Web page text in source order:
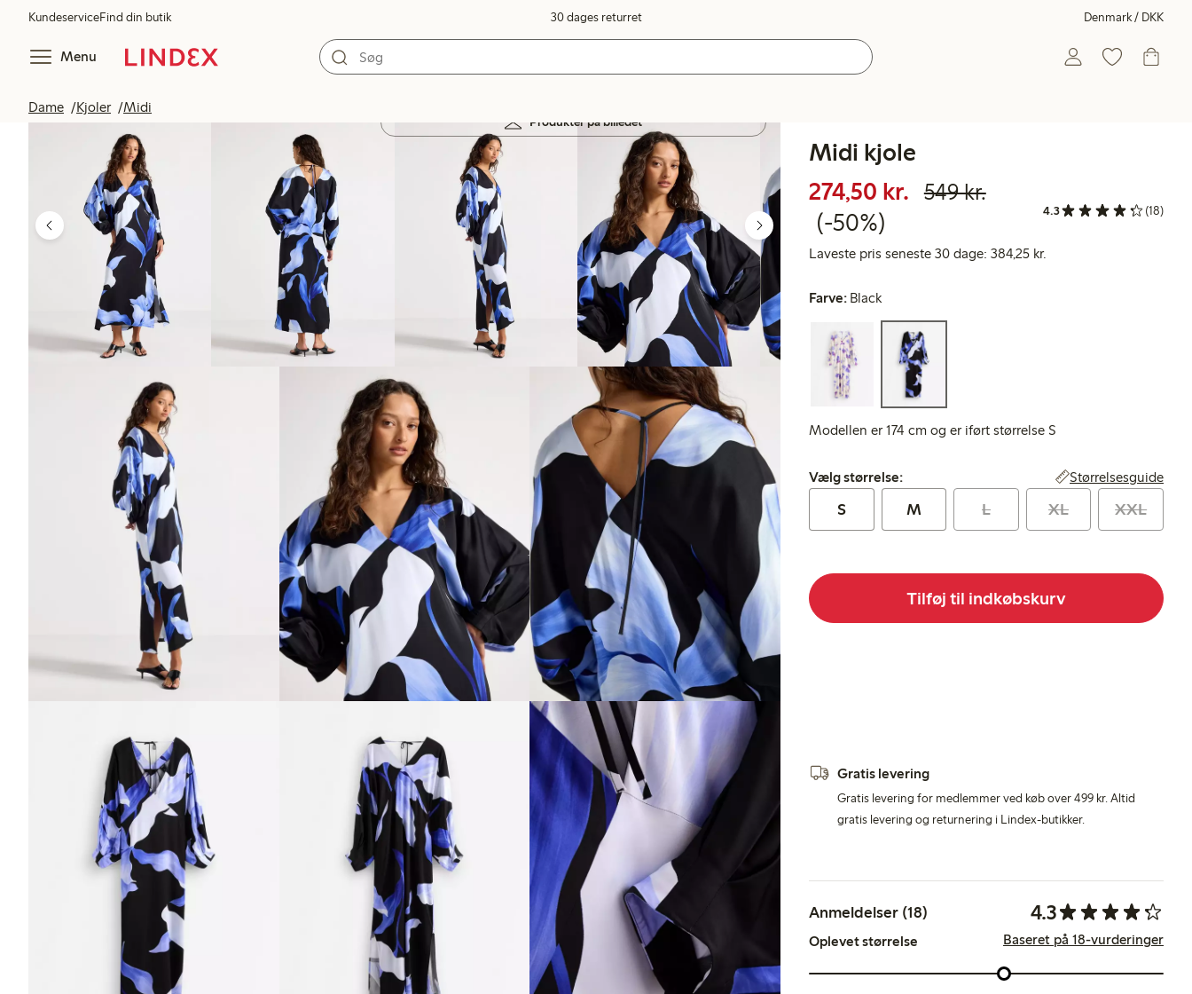
KundeserviceFind din butik 30 dages returret Denmark / DKK
Menu
Dame Kjoler Midi
Produkter på billedet
Midi kjole
274,50 kr. Nedsat pris: 274,50 kr.
549 kr.Normalpris:
50 % rabat
(-50%)
4.3 (18)
Laveste pris seneste 30 dage: 384,25 kr.
Farve: Black
Modellen er 174 cm og er iført størrelse S
Vælg størrelse:
Vælg størrelse: Størrelsesguide
S M L XL XXL
Tilføj til indkøbskurv
Gratis levering
Gratis levering for medlemmer ved køb over 499 kr. Altid
gratis levering og returnering i Lindex-butikker.
Anmeldelser (18) 4.3
Oplevet størrelse Baseret på 18-vurderinger